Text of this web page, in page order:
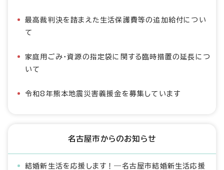
最高裁判決を踏まえた生活保護費等の追加給付につい
て
家庭用ごみ・資源の指定袋に関する臨時措置の延長につ
いて
令和8年熊本地震災害義援金を募集しています
名古屋市からのお知らせ
結婚新生活を応援します！―名古屋市結婚新生活応援